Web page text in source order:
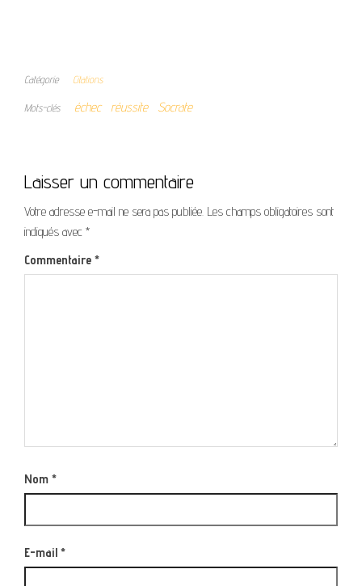
Catégorie Citations
Mots-clés échec réussite Socrate
Laisser un commentaire
Votre adresse e-mail ne sera pas publiée. Les champs obligatoires sont
indiqués avec *
Commentaire *
Nom *
E-mail *